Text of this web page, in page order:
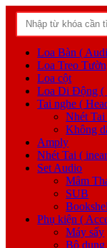
Loa Bàn (
Loa Treo
Loa cột
Loa Di Động (
Tai nghe (
Nhét
Không
Amply
Nhét Tai (
Set Audio
Mâm
SUB
Phụ kiện (
Máy sấy
Bộ dụng